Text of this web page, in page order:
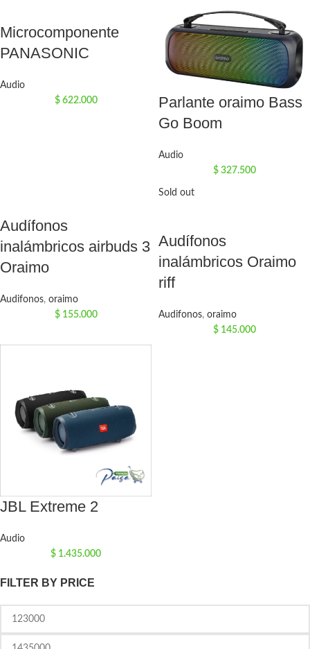
FILTER BY PRICE
Microcomponente
PANASONIC
Audio
$622.000
Parlante oraimo Bass
Go Boom
Audio
$327.500
Audífonos
inalámbricos airbuds 3
Oraimo
Audifonos, oraimo
$155.000
Sold out
Audífonos
inalámbricos Oraimo
riff
Audifonos, oraimo
$145.000
JBL Extreme 2
Audio
$ 1.435.000